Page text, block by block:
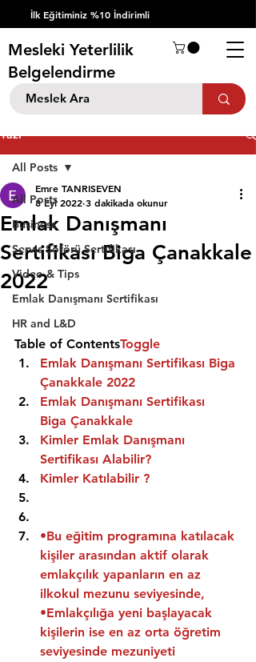
İlk Eğitiminiz %10 İndirimli
Mesleki Yeterlilik
Belgelendirme
Yazı
All Posts
Business
Servis Şöförü Sertifikası
Video & Tips
Emlak Danışmanı Sertifikası
HR and L&D
All Posts
Emlak Danışmanı
Sertifikası Biga Çanakkale
2022
Emre TANRISEVEN
8 Eyl 2022 3 dakikada okunur
Table of ContentsToggle
Emlak Danışmanı Sertifikası Biga
Çanakkale 2022
Emlak Danışmanı Sertifikası
Biga Çanakkale
Kimler Emlak Danışmanı
Sertifikası Alabilir?
Kimler Katılabilir ?
•Bu eğitim programına katılacak
kişiler arasından aktif olarak
emlakçılık yapanların en az
ilkokul mezunu seviyesinde,
•Emlakçılığa yeni başlayacak
kişilerin ise en az orta öğretim
seviyesinde mezuniyeti